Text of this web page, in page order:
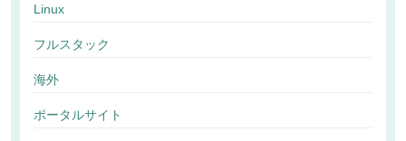
Linux
フルスタック
海外
ポータルサイト